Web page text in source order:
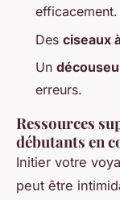
efficacement.
Des ciseaux
Un
erreurs.
Ressources
débutants en
Initier votre
peut être